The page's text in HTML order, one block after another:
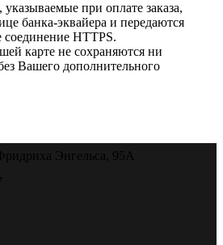
при оплате заказа,
банка-эквайера и передаются
соединение HTTPS.
карте не сохраняются ни
Вашего дополнительного
Энгельса, 95А